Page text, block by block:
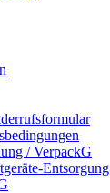
/ VerpackG
Entsorgung